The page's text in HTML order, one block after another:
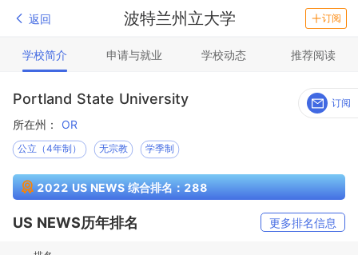
返回 波特兰州立大学 订阅
学校简介 申请与就业 学校动态 推荐阅读
Portland State University
所在州： OR
公立（4年制） 无宗教 学季制
订阅
2022 US NEWS 综合排名：288
US NEWS历年排名 更多排名信息